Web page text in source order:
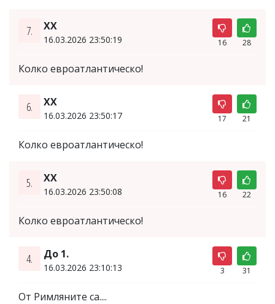
7. XX
16.03.2026 23:50:19 16 28
Колко евроатлантическо!
6. XX
16.03.2026 23:50:17 17 21
Колко евроатлантическо!
5. XX
16.03.2026 23:50:08 16 22
Колко евроатлантическо!
4. До 1.
16.03.2026 23:10:13 3 31
От Римляните са....